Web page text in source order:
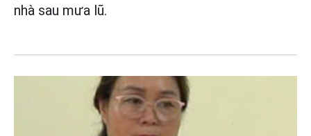
nhà sau mưa lũ.